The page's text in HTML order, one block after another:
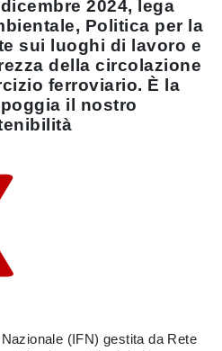
2024, lega
Politica per la
sui luoghi di lavoro e
della circolazione
ferroviario. È la
il nostro
(IFN) gestita da Rete